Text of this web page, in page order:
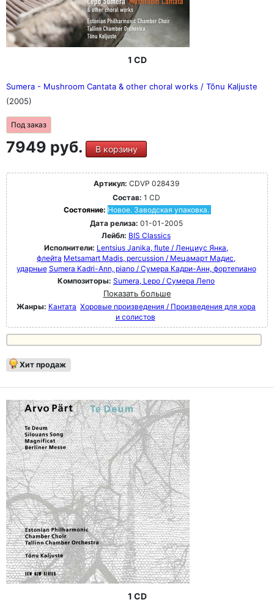
1 CD
Sumera - Mushroom Cantata & other choral works / Tõnu Kaljuste
(2005)
Под заказ
7949 руб. В корзину
Артикул: CDVP 028439
Состав: 1 CD
Состояние: Новое. Заводская упаковка.
Дата релиза: 01-01-2005
Лейбл: BIS Classics
Исполнители: Lentsius Janika, flute / Ленциус Янка,
флейта Metsamart Madis, percussion / Мецамарт Мадис,
ударные Sumera Kadri-Ann, piano / Сумера Кадри-Анн, фортепиано
Композиторы: Sumera, Lepo / Сумера Лепо
Показать больше
Жанры: Кантата Хоровые произведения / Произведения для хора
и солистов
Хит продаж
1 CD